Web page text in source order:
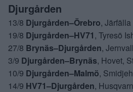
Djurgården
13/8 Djurgården–Örebro,
19/8 Djurgården–HV71, Tyresö
27/8 Brynäs–Djurgården,
3/9 Djurgården–Brynäs, Hovet,
10/9 Djurgården–Malmö,
14/9 HV71–Djurgården,